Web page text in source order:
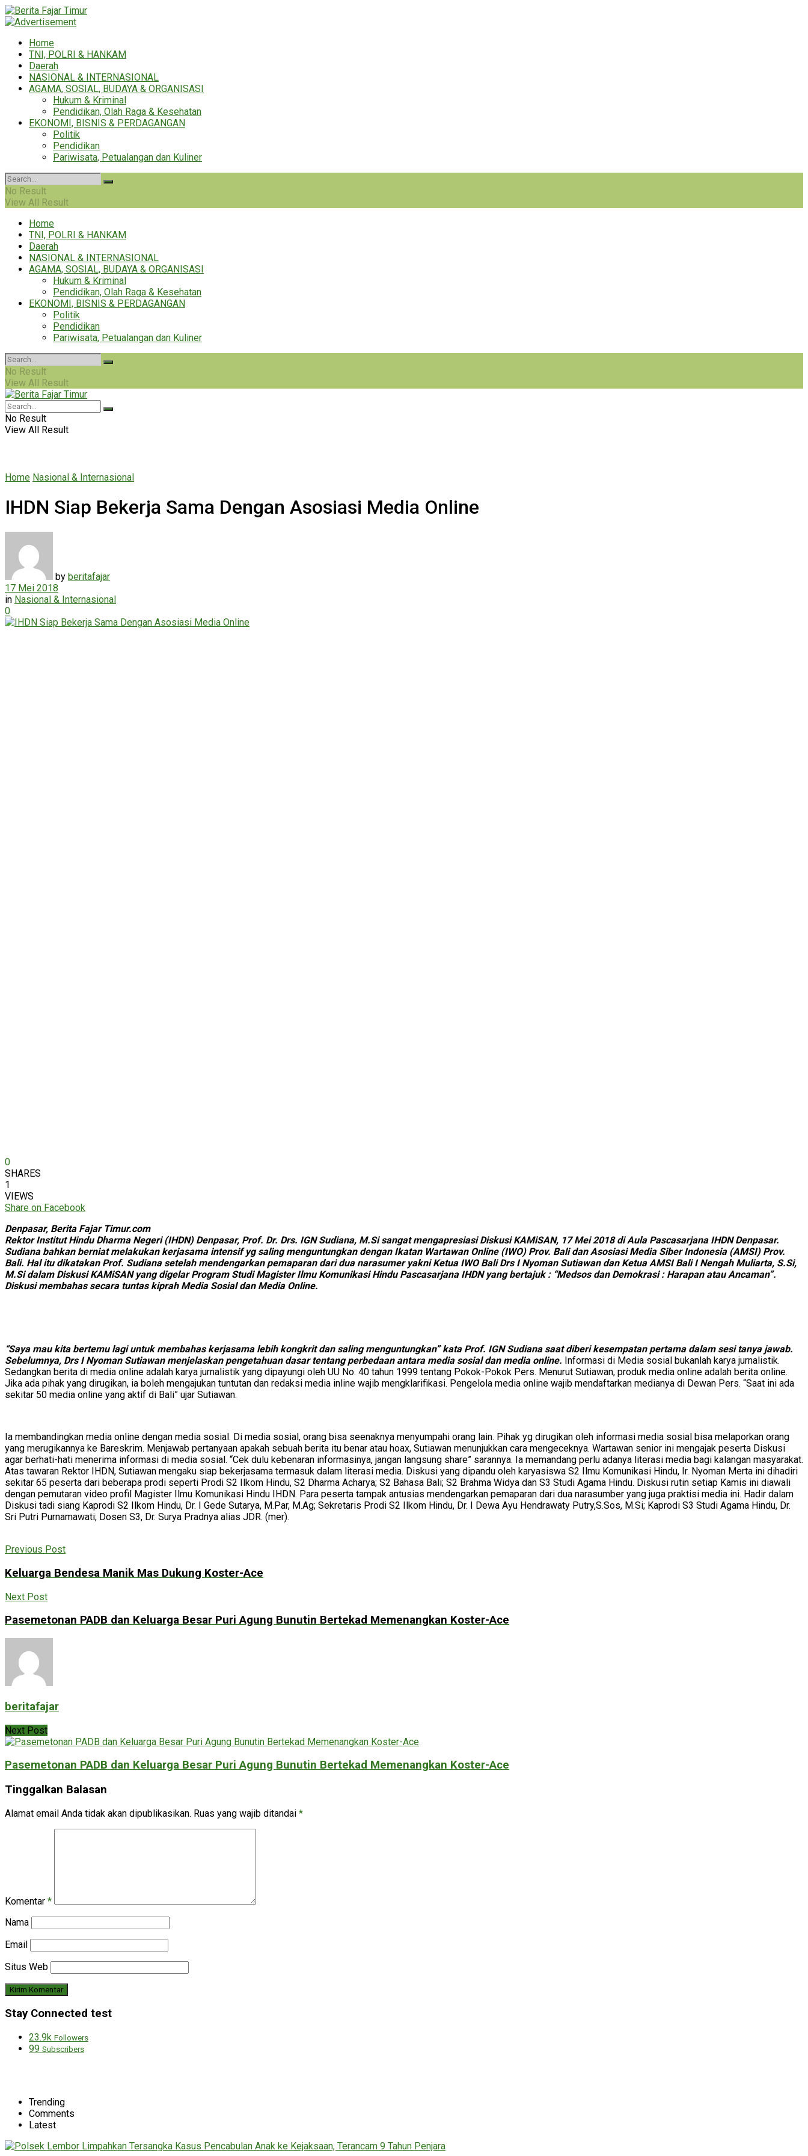
Home
TNI, POLRI & HANKAM
Daerah
NASIONAL & INTERNASIONAL
AGAMA, SOSIAL, BUDAYA & ORGANISASI
Hukum & Kriminal
Pendidikan, Olah Raga & Kesehatan
EKONOMI, BISNIS & PERDAGANGAN
Politik
Pendidikan
Pariwisata, Petualangan dan Kuliner
No Result
View All Result
Home
TNI, POLRI & HANKAM
Daerah
NASIONAL & INTERNASIONAL
AGAMA, SOSIAL, BUDAYA & ORGANISASI
Hukum & Kriminal
Pendidikan, Olah Raga & Kesehatan
EKONOMI, BISNIS & PERDAGANGAN
Politik
Pendidikan
Pariwisata, Petualangan dan Kuliner
No Result
View All Result
No Result
View All Result
Home Nasional & Internasional
IHDN Siap Bekerja Sama Dengan Asosiasi Media Online
by beritafajar
17 Mei 2018
in Nasional & Internasional
0
0
SHARES
1
VIEWS
Share on Facebook
Denpasar, Berita Fajar Timur.com
Rektor Institut Hindu Dharma Negeri (IHDN) Denpasar, Prof. Dr. Drs. IGN Sudiana, M.Si sangat mengapresiasi Diskusi KAMiSAN, 17 Mei 2018 di Aula Pascasarjana IHDN Denpasar.
Sudiana bahkan berniat melakukan kerjasama intensif yg saling menguntungkan dengan Ikatan Wartawan Online (IWO) Prov. Bali dan Asosiasi Media Siber Indonesia (AMSI) Prov.
Bali. Hal itu dikatakan Prof. Sudiana setelah mendengarkan pemaparan dari dua narasumer yakni Ketua IWO Bali Drs I Nyoman Sutiawan dan Ketua AMSI Bali I Nengah Muliarta, S.Si,
M.Si dalam Diskusi KAMiSAN yang digelar Program Studi Magister Ilmu Komunikasi Hindu Pascasarjana IHDN yang bertajuk : “Medsos dan Demokrasi : Harapan atau Ancaman”.
Diskusi membahas secara tuntas kiprah Media Sosial dan Media Online.
“Saya mau kita bertemu lagi untuk membahas kerjasama lebih kongkrit dan saling menguntungkan” kata Prof. IGN Sudiana saat diberi kesempatan pertama dalam sesi tanya jawab.
Sebelumnya, Drs I Nyoman Sutiawan menjelaskan pengetahuan dasar tentang perbedaan antara media sosial dan media online. Informasi di Media sosial bukanlah karya jurnalistik.
Sedangkan berita di media online adalah karya jurnalistik yang dipayungi oleh UU No. 40 tahun 1999 tentang Pokok-Pokok Pers. Menurut Sutiawan, produk media online adalah berita online.
Jika ada pihak yang dirugikan, ia boleh mengajukan tuntutan dan redaksi media inline wajib mengklarifikasi. Pengelola media online wajib mendaftarkan medianya di Dewan Pers. “Saat ini ada
sekitar 50 media online yang aktif di Bali” ujar Sutiawan.
Ia membandingkan media online dengan media sosial. Di media sosial, orang bisa seenaknya menyumpahi orang lain. Pihak yg dirugikan oleh informasi media sosial bisa melaporkan orang
yang merugikannya ke Bareskrim. Menjawab pertanyaan apakah sebuah berita itu benar atau hoax, Sutiawan menunjukkan cara mengeceknya. Wartawan senior ini mengajak peserta Diskusi
agar berhati-hati menerima informasi di media sosial. “Cek dulu kebenaran informasinya, jangan langsung share” sarannya. Ia memandang perlu adanya literasi media bagi kalangan masyarakat.
Atas tawaran Rektor IHDN, Sutiawan mengaku siap bekerjasama termasuk dalam literasi media. Diskusi yang dipandu oleh karyasiswa S2 Ilmu Komunikasi Hindu, Ir. Nyoman Merta ini dihadiri
sekitar 65 peserta dari beberapa prodi seperti Prodi S2 Ilkom Hindu, S2 Dharma Acharya; S2 Bahasa Bali; S2 Brahma Widya dan S3 Studi Agama Hindu. Diskusi rutin setiap Kamis ini diawali
dengan pemutaran video profil Magister Ilmu Komunikasi Hindu IHDN. Para peserta tampak antusias mendengarkan pemaparan dari dua narasumber yang juga praktisi media ini. Hadir dalam
Diskusi tadi siang Kaprodi S2 Ilkom Hindu, Dr. I Gede Sutarya, M.Par, M.Ag; Sekretaris Prodi S2 Ilkom Hindu, Dr. I Dewa Ayu Hendrawaty Putry,S.Sos, M.Si; Kaprodi S3 Studi Agama Hindu, Dr.
Sri Putri Purnamawati; Dosen S3, Dr. Surya Pradnya alias JDR. (mer).
Previous Post
Keluarga Bendesa Manik Mas Dukung Koster-Ace
Next Post
Pasemetonan PADB dan Keluarga Besar Puri Agung Bunutin Bertekad Memenangkan Koster-Ace
beritafajar
Next Post
Pasemetonan PADB dan Keluarga Besar Puri Agung Bunutin Bertekad Memenangkan Koster-Ace
Tinggalkan Balasan
Alamat email Anda tidak akan dipublikasikan. Ruas yang wajib ditandai *
Komentar *
Nama
Email
Situs Web
Stay Connected test
23.9k Followers
99 Subscribers
Trending
Comments
Latest